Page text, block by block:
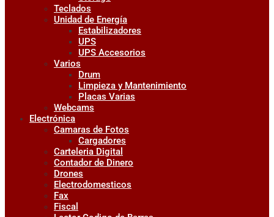
Teclados
Unidad de Energía
Estabilizadores
UPS
UPS Accesorios
Varios
Drum
Limpieza y Mantenimiento
Placas Varias
Webcams
Electrónica
Camaras de Fotos
Cargadores
Carteleria Digital
Contador de Dinero
Drones
Electrodomesticos
Fax
Fiscal